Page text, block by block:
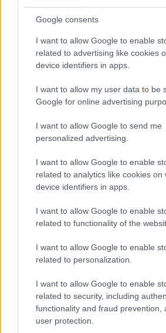
Google consents
I want to allow Google to enable
related to advertising like cookies
device identifiers in apps.
I want to allow my user data to be
Google for online advertising
I want to allow Google to send me
personalized advertising.
I want to allow Google to enable
related to analytics like cookies on
device identifiers in apps.
I want to allow Google to enable
related to functionality of the
I want to allow Google to enable
related to personalization.
I want to allow Google to enable
related to security, including
functionality and fraud prevention,
user protection.
EZEK IS
Kortyok
ÍME A BOROK, AMIK MÉG AZ
Három borról mondtak hízelgő
Tudományegyetem Általános
végén hatodik alkalommal
és vöröset egyaránt. Fehérből hazai